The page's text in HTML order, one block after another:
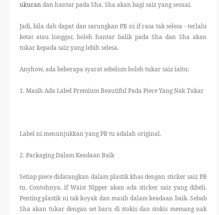
ukurandan hantar pada Sha. Sha akan bagi saiz yang sesuai.
Jadi, bila dah dapat dan sarungkan PB ni if rasa tak selesa - terlalu
ketat atau longgar, boleh hantar balik pada Sha dan Sha akan
tukar kepada saiz yang lebih selesa.
Anyhow, ada beberapa syarat sebelum boleh tukar saiz iaitu:
1. Masih Ada Label Premium Beautiful Pada Piece Yang Nak Tukar
Label ni menunjukkan yang PB tu adalah original.
2. Packaging Dalam Keadaan Baik
Setiap piece didatangkan dalam plastik khas dengan sticker saiz PB
tu. Contohnya, if Waist Nipper akan ada sticker saiz yang dibeli.
Penting plastik ni tak koyak dan masih dalam keadaan baik. Sebab
Sha akan tukar dengan set baru di stokis dan stokis memang nak